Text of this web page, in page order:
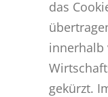
das
innerhalb
gekürzt.